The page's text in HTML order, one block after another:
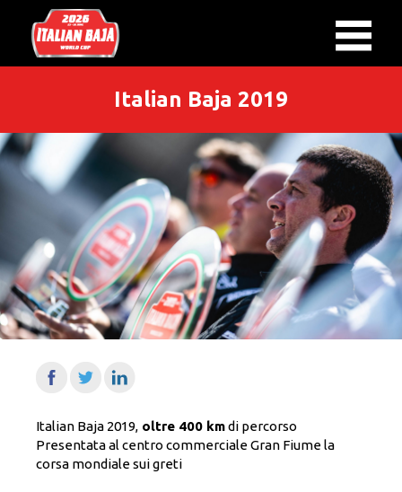
Italian Baja 2019
Italian Baja 2019, oltre 400 kmdi percorso
Presentata al centro commerciale Gran Fiume la
corsa mondiale sui greti